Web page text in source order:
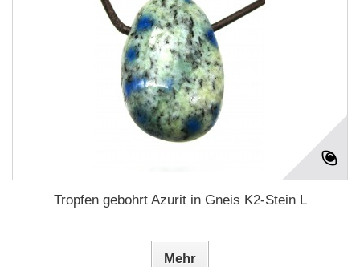
Tropfen gebohrt Azurit in Gneis K2-Stein L
Mehr